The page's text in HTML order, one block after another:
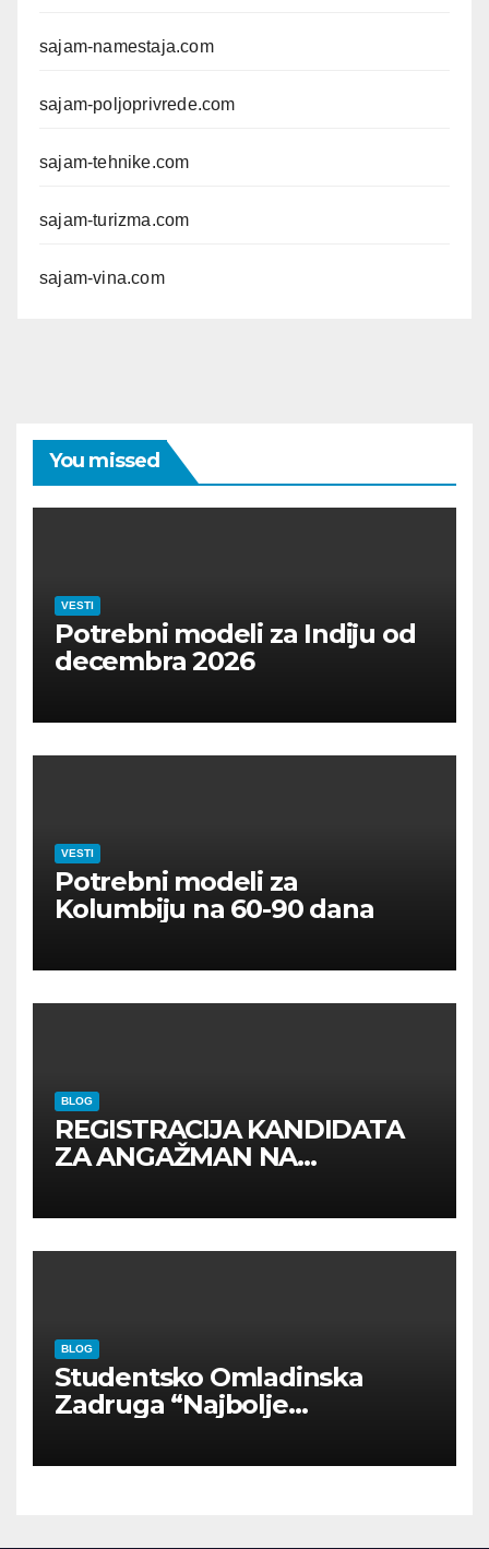
sajam-namestaja.com
sajam-poljoprivrede.com
sajam-tehnike.com
sajam-turizma.com
sajam-vina.com
You missed
VESTI
Potrebni modeli za Indiju od
decembra 2026
VESTI
Potrebni modeli za
Kolumbiju na 60-90 dana
BLOG
REGISTRACIJA KANDIDATA
ZA ANGAŽMAN NA
BLOG
Studentsko Omladinska
Zadruga “Najbolje